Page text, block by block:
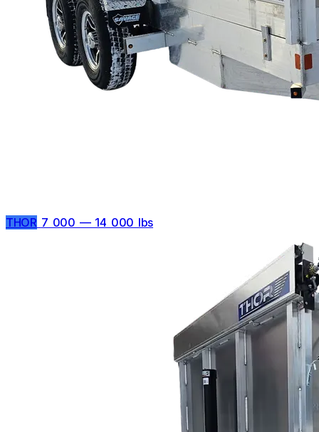
THOR 7 000 — 14 000 lbs